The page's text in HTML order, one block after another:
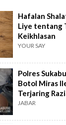
Hafalan
Liye tentang
Keikhlasan
YOUR SAY
Polres
Botol Miras
Terjaring
JABAR